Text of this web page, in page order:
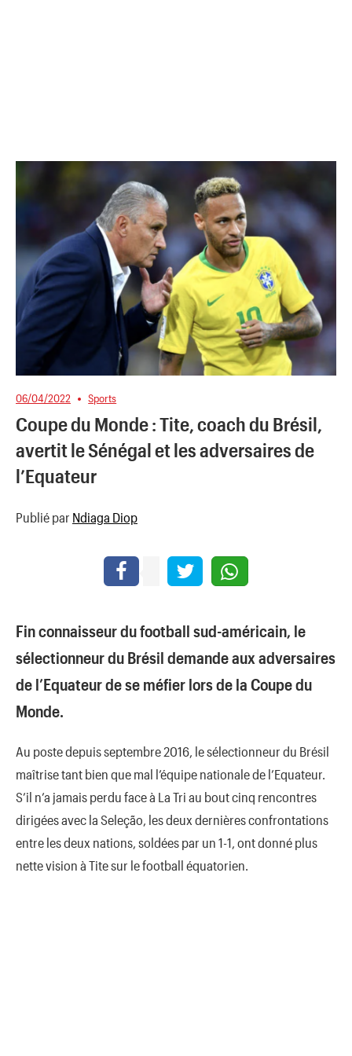
06/04/2022 Sports
Coupe du Monde : Tite, coach du Brésil,
avertit le Sénégal et les adversaires de
l’Equateur
Publié par Ndiaga Diop
Fin connaisseur du football sud-américain, le
sélectionneur du Brésil demande aux adversaires
de l’Equateur de se méfier lors de la Coupe du
Monde.
Au poste depuis septembre 2016, le sélectionneur du Brésil
maîtrise tant bien que mal l’équipe nationale de l’Equateur.
S’il n’a jamais perdu face à La Tri au bout cinq rencontres
dirigées avec la Seleção, les deux dernières confrontations
entre les deux nations, soldées par un 1-1, ont donné plus
nette vision à Tite sur le football équatorien.